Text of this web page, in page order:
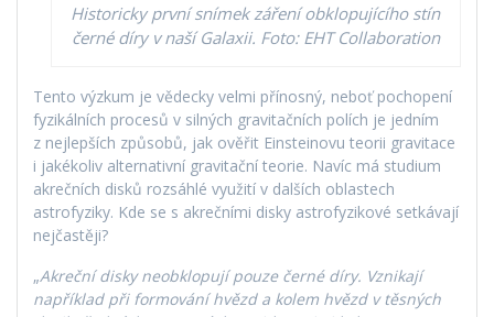
Historicky první snímek záření obklopujícího stín
černé díry v naší Galaxii. Foto: EHT Collaboration
Tento výzkum je vědecky velmi přínosný, neboť pochopení
fyzikálních procesů v silných gravitačních polích je jedním
z nejlepších způsobů, jak ověřit Einsteinovu teorii gravitace
i jakékoliv alternativní gravitační teorie. Navíc má studium
akrečních disků rozsáhlé využití v dalších oblastech
astrofyziky. Kde se s akrečními disky astrofyzikové setkávají
nejčastěji?
„Akreční disky neobklopují pouze černé díry. Vznikají
například při formování hvězd a kolem hvězd v těsných